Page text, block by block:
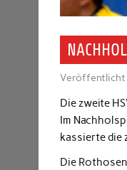
Veröffentlicht
Die zweite
Im
kassierte die
Die